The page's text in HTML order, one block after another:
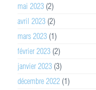
mai 2023 (2)
avril 2023 (2)
mars 2023 (1)
février 2023 (2)
janvier 2023 (3)
décembre 2022 (1)